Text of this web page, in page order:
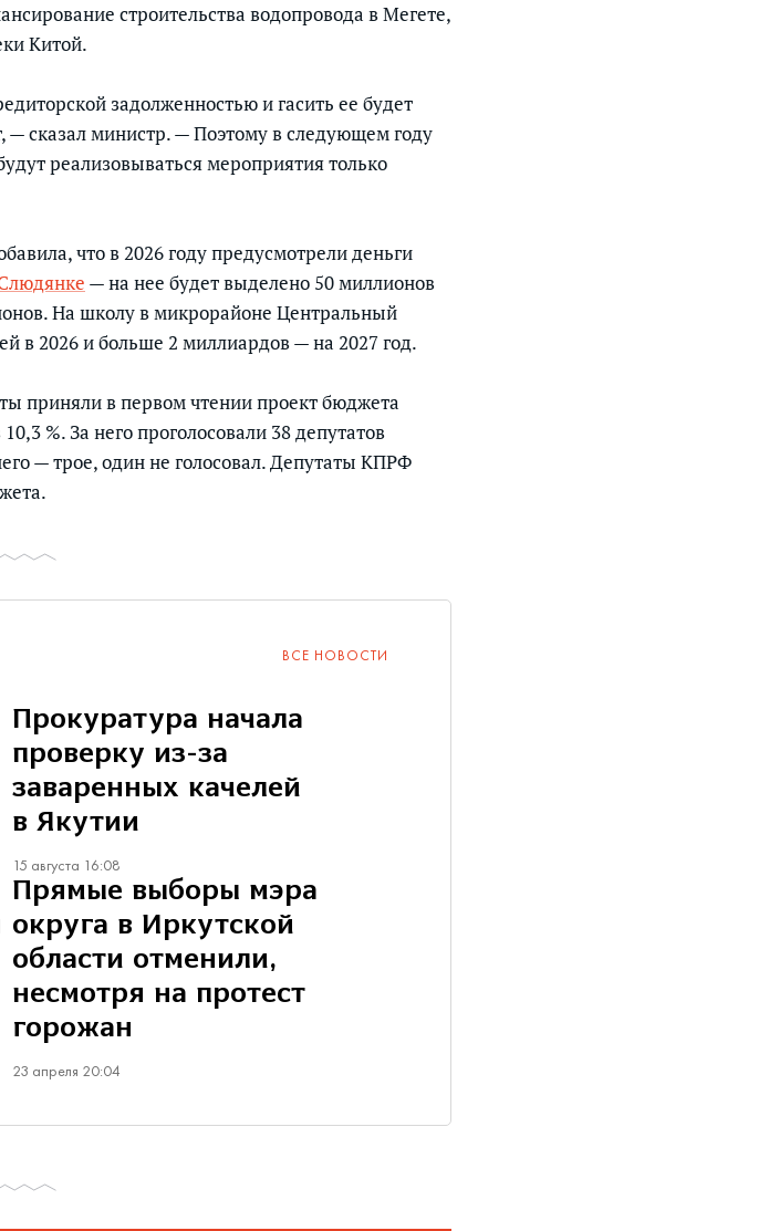
строительства водопровода в Мегете,
Китой.
задолженностью и гасить ее будет
— сказал министр. — Поэтому в следующем году
реализовываться мероприятия только
что в 2026 году предусмотрели деньги
— на нее будет выделено 50 миллионов
На школу в микрорайоне Центральный
в 2026 и больше 2 миллиардов — на 2027 год.
приняли в первом чтении проект бюджета
%. За него проголосовали 38 депутатов
— трое, один не голосовал. Депутаты КПРФ
ВСЕ НОВОСТИ
Прокуратура начала
проверку из-за
заваренных качелей
в Якутии
15 августа 16:08
Прямые выборы мэра
округа в Иркутской
области отменили,
несмотря на протест
горожан
23 апреля 20:04